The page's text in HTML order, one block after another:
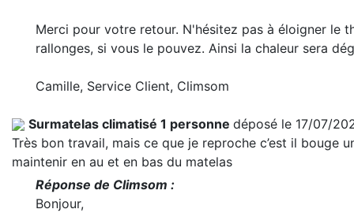
Merci pour votre retour. N'hésitez pas à éloigner le
rallonges, si vous le pouvez. Ainsi la chaleur sera
Camille, Service Client, Climsom
Surmatelas climatisé 1 personne déposé le 17/07/
Très bon travail, mais ce que je reproche c’est il bouge
maintenir en au et en bas du matelas
Réponse de Climsom :
Bonjour,